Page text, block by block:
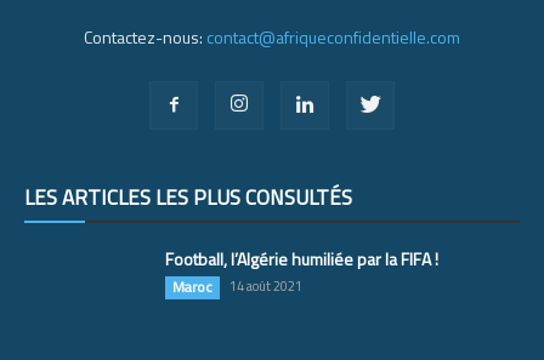
Contactez-nous: contact@afriqueconfidentielle.com
LES ARTICLES LES PLUS CONSULTÉS
Football, l’Algérie humiliée par la FIFA !
Maroc 14 août 2021